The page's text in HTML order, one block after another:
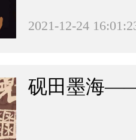
2021-12-24
砚田墨海